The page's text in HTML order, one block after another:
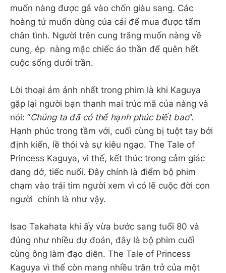
muốn nàng được gả vào chốn giàu sang. Các
hoàng tử muốn dùng của cải để mua được tấm
chân tình. Người trên cung trăng muốn nàng về
cung, ép nàng mặc chiếc áo thần để quên hết
cuộc sống dưới trần.
Lời thoại ám ảnh nhất trong phim là khi Kaguya
gặp lại người bạn thanh mai trúc mã của nàng và
nói: “Chúng ta đã có thể hạnh phúc biết bao”.
Hạnh phúc trong tầm với, cuối cùng bị tuột tay bởi
định kiến, lề thói và sự kiêu ngạo. The Tale of
Princess Kaguya, vì thế, kết thúc trong cảm giác
dang dở, tiếc nuối. Đây chính là điểm bộ phim
chạm vào trái tim người xem vì có lẽ cuộc đời con
người chính là như vậy.
Isao Takahata khi ấy vừa bước sang tuổi 80 và
đúng như nhiều dự đoán, đây là bộ phim cuối
cùng ông làm đạo diễn. The Tale of Princess
Kaguya vì thế còn mang nhiều trăn trở của một